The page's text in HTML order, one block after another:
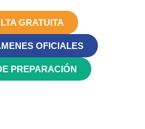
GRATUITA
OFICIALES
PREPARACIÓN